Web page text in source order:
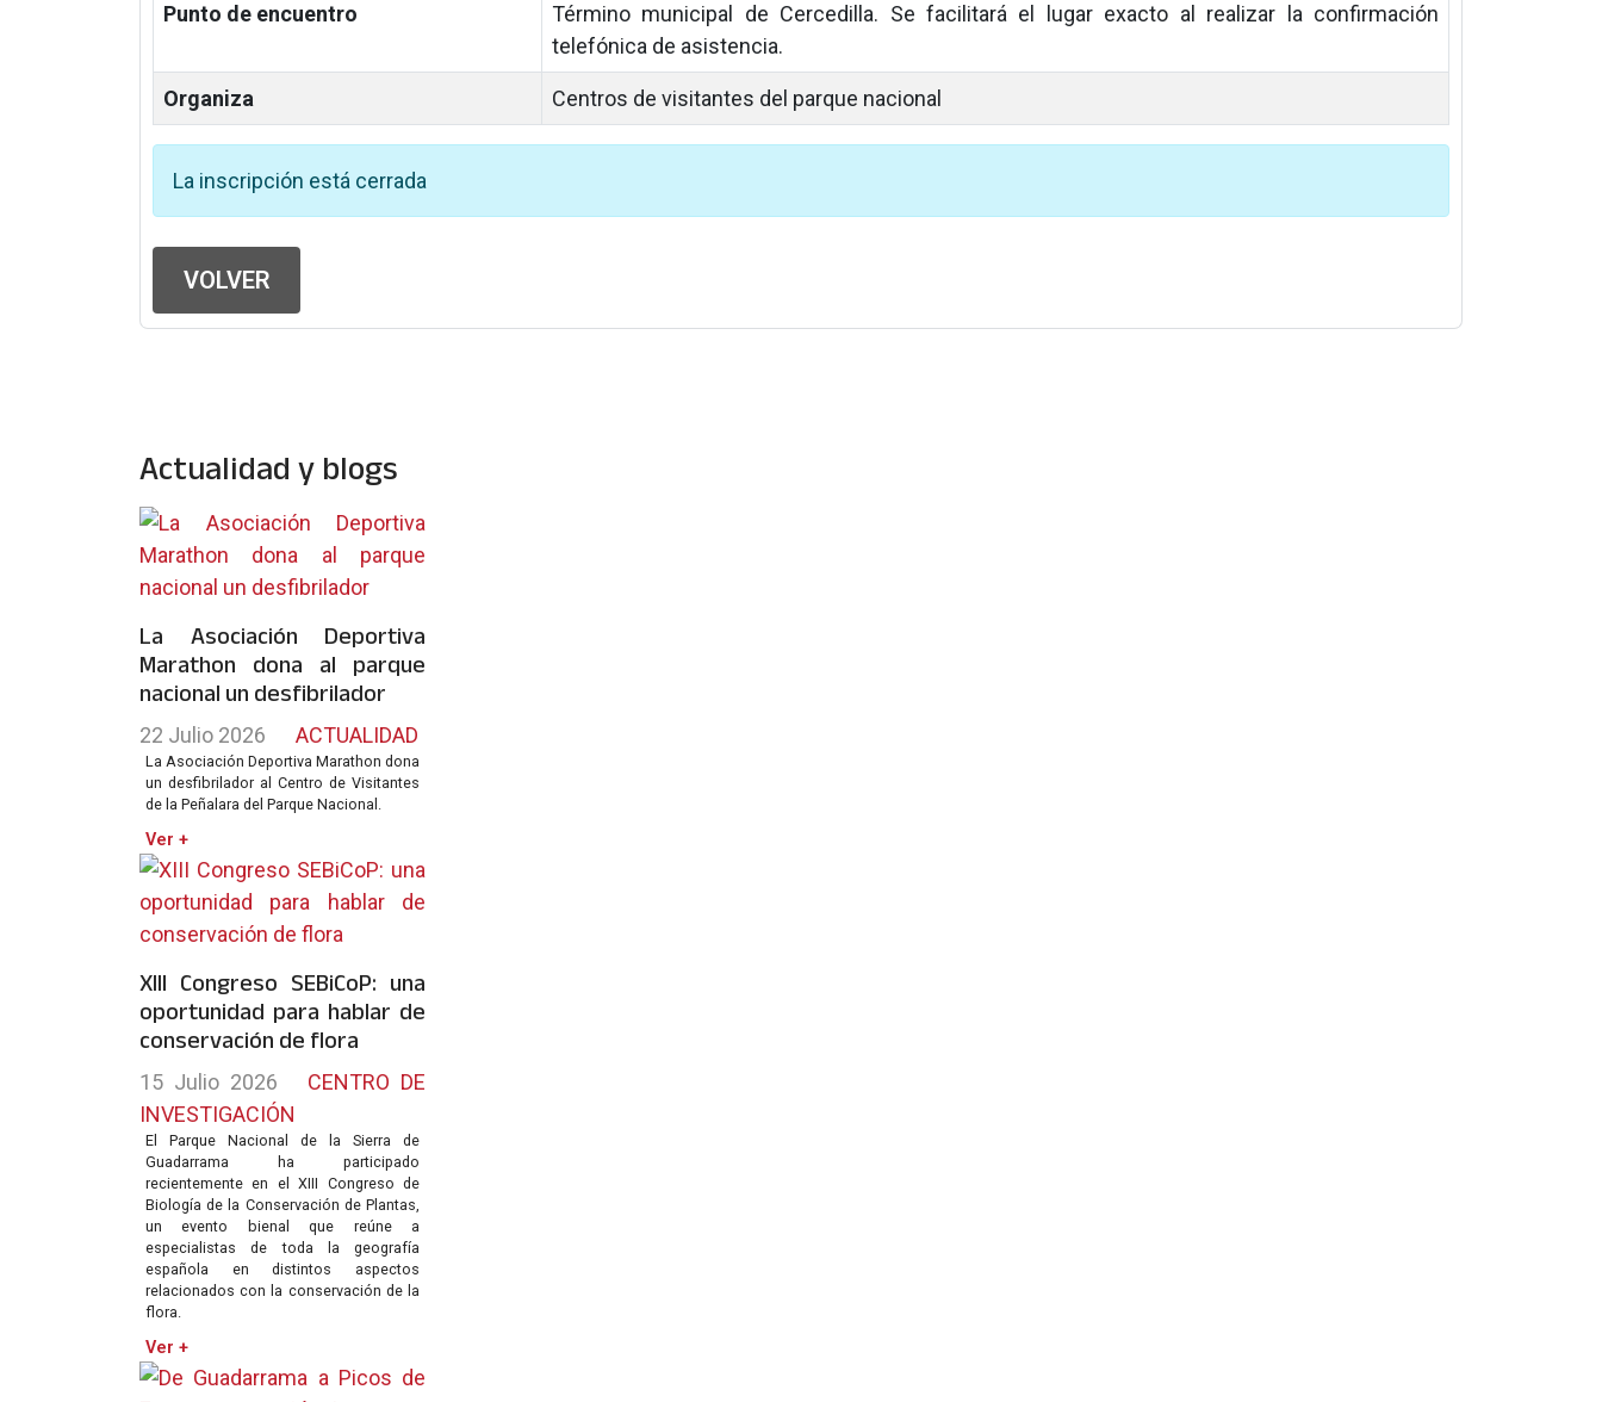
Punto de encuentro
Término municipal de Cercedilla. Se facilitará el lugar exacto al realizar la confirmación
telefónica de asistencia.
Organiza Centros de visitantes del parque nacional
La inscripción está cerrada
VOLVER
Actualidad y blogs
La Asociación Deportiva
Marathon dona al parque
nacional un desfibrilador
22 Julio 2026 ACTUALIDAD
La Asociación Deportiva Marathon dona
un desfibrilador al Centro de Visitantes
de la Peñalara del Parque Nacional.
Ver +
XIII Congreso SEBiCoP: una
oportunidad para hablar de
conservación de flora
15 Julio 2026
CENTRO DE
INVESTIGACIÓN
El Parque Nacional de la Sierra de
Guadarrama ha participado
recientemente en el XIII Congreso de
Biología de la Conservación de Plantas,
un evento bienal que reúne a
especialistas de toda la geografía
española en distintos aspectos
relacionados con la conservación de la
flora.
Ver +